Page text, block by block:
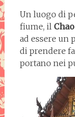
Un luogo di
fiume, il
ad essere un
di prendere
portano nei